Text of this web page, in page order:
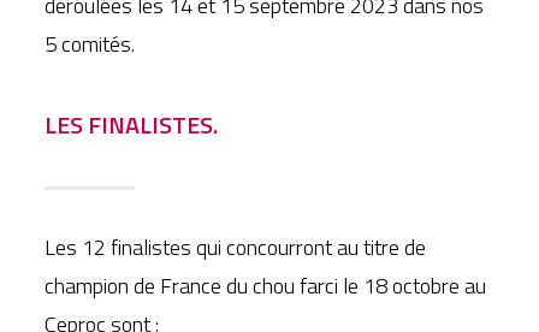
5 comités.
LES FINALISTES.
Les 12 finalistes qui concourront au titre de
champion de France du chou farci le 18 octobre au
Ceproc sont :